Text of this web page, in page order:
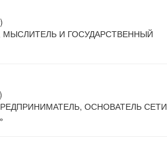
МЫСЛИТЕЛЬ И ГОСУДАРСТВЕННЫЙ
ОСНОВАТЕЛЬ СЕТИ